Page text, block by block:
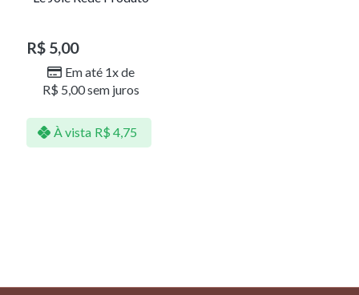
R$ 5,00
Em até 1x de
R$ 5,00sem juros
À vista R$ 4,75